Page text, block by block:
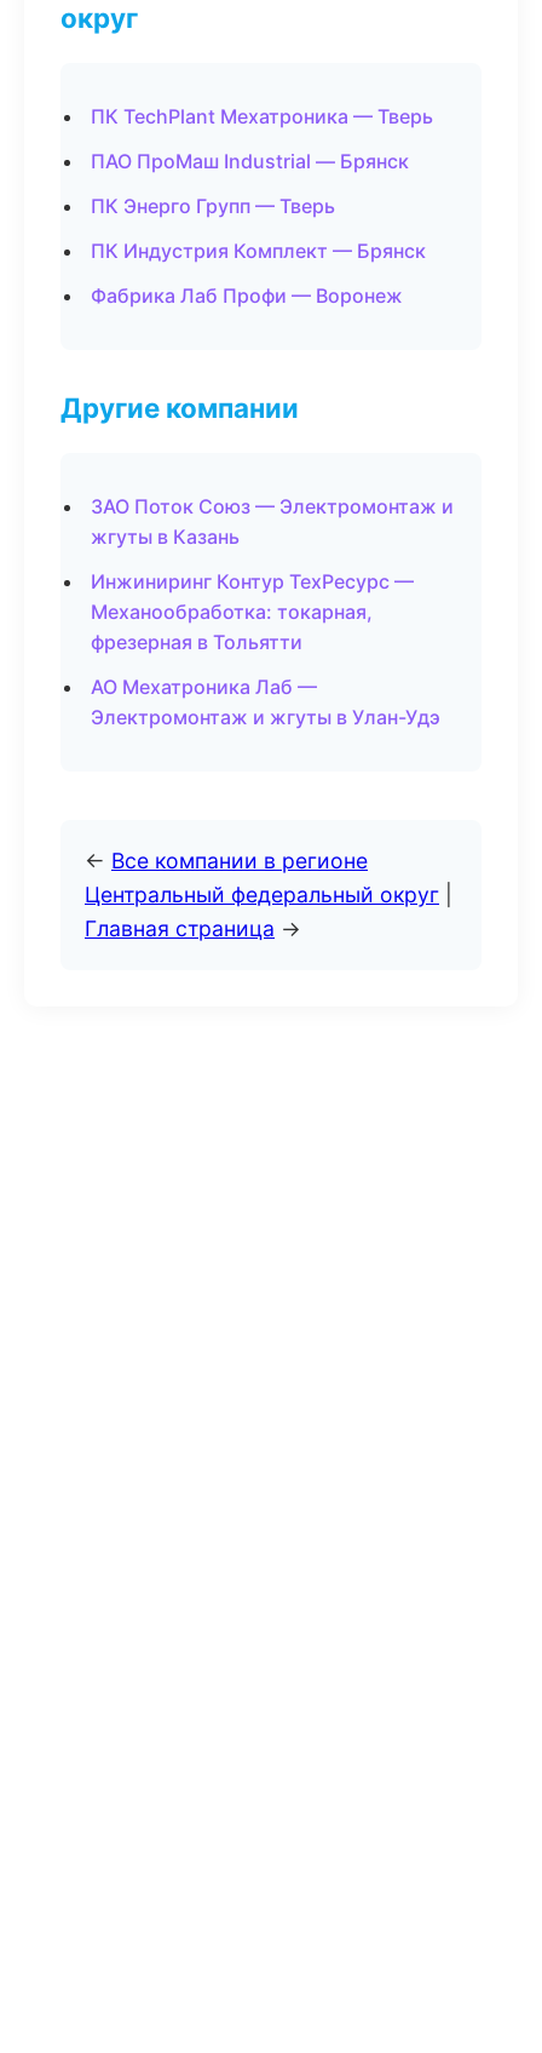
округ
ПК TechPlant Мехатроника — Тверь
ПАО ПроМаш Industrial — Брянск
ПК Энерго Групп — Тверь
ПК Индустрия Комплект — Брянск
Фабрика Лаб Профи — Воронеж
Другие компании
ЗАО Поток Союз — Электромонтаж и
жгуты в Казань
Инжиниринг Контур ТехРесурс —
Механообработка: токарная,
фрезерная в Тольятти
АО Мехатроника Лаб —
Электромонтаж и жгуты в Улан-Удэ
← Все компании в регионе
Центральный федеральный округ
Главная страница →